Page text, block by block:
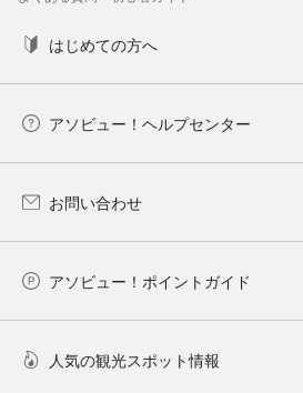
はじめての方へ
アソビュー！ヘルプセンター
お問い合わせ
アソビュー！ポイントガイド
人気の観光スポット情報